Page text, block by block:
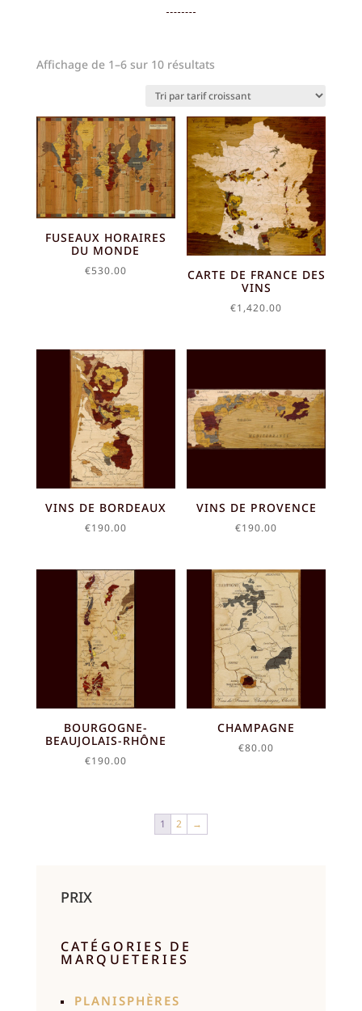
Affichage de 1–6 sur 10 résultatsTrié
prix
croissant
FUSEAUX HORAIRES
DU MONDE
€530.00
CARTE DE FRANCE DES
VINS
€1,420.00
VINS DE BORDEAUX
€190.00
VINS DE PROVENCE
€190.00
BOURGOGNE-
BEAUJOLAIS-RHÔNE
€190.00
CHAMPAGNE
€80.00
1 2 →
PRIX
CATÉGORIES DE
MARQUETERIES
PLANISPHÈRES